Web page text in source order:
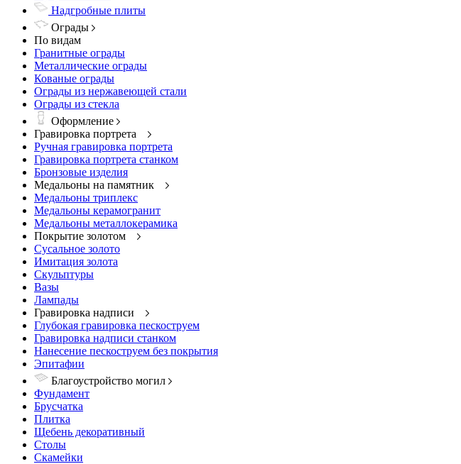
Надгробные плиты
Ограды
По видам
Гранитные ограды
Металлические ограды
Кованые ограды
Ограды из нержавеющей стали
Ограды из стекла
Оформление
Гравировка портрета
Ручная гравировка портрета
Гравировка портрета станком
Бронзовые изделия
Медальоны на памятник
Медальоны триплекс
Медальоны керамогранит
Медальоны металлокерамика
Покрытие золотом
Сусальное золото
Имитация золота
Скульптуры
Вазы
Лампады
Гравировка надписи
Глубокая гравировка пескоструем
Гравировка надписи станком
Нанесение пескоструем без покрытия
Эпитафии
Благоустройство могил
Фундамент
Брусчатка
Плитка
Щебень декоративный
Столы
Скамейки